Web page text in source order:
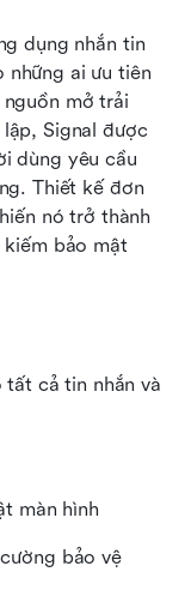
dụng nhắn tin
những ai ưu tiên
mở trải
Signal được
dùng yêu cầu
Thiết kế đơn
nó trở thành
kiếm bảo mật
tất cả tin nhắn và
màn hình
bảo vệ